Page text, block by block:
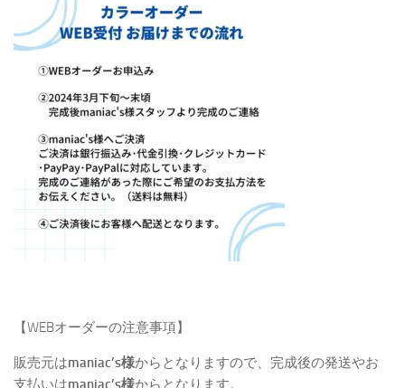
【WEBオーダーの注意事項】
販売元はmaniac’s様からとなりますので、完成後の発送やお
支払いはmaniac’s様からとなります。